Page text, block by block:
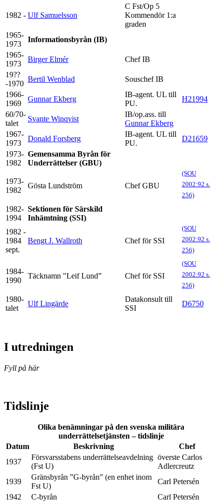
1982 - Ulf Samuelsson
C Fst/Op 5
Kommendör 1:a
graden
1965-
1973
Informationsbyrån (IB)
1965-
1973
Birger Elmér
Chef IB
19??
-1970
Bertil Wenblad
Souschef IB
1966-
1969
Gunnar Ekberg
IB-agent. UL till
PU.
H21994
60/70-
talet
Svante Winqvist
IB/op.ass. till
Gunnar Ekberg
1967-
1973
Donald Forsberg
IB-agent. UL till
PU.
D21659
1973-
1982
Gemensamma Byrån för
Underrättelser (GBU)
1973-
1982
Gösta Lundström Chef GBU
(SOU
2002:92 s.
256)
1982-
1994
Sektionen för Särskild
Inhämtning (SSI)
1982 -
1984
sept.
Bengt J. Wallroth Chef för SSI
(SOU
2002:92 s.
256)
1984-
1990
Täcknamn "Leif Lund” Chef för SSI
(SOU
2002:92 s.
256)
1980-
talet
Ulf Lingärde
Datakonsult till
SSI
D6750
I utredningen
Fyll på här
Tidslinje
Olika benämningar på den svenska militära
underrättelsetjänsten – tidslinje
Datum
Beskrivning
Chef
1937
Försvarsstabens underrättelseavdelning
(Fst U)
överste Carlos
Adlercreutz
1939
Gränsbyrån ”G-byrån” (en enhet inom
Fst U)
Carl Petersén
1942
C-byrån
Carl Petersén